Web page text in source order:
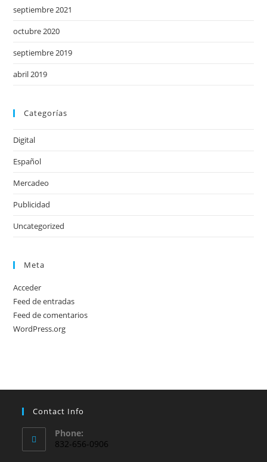
septiembre 2021
octubre 2020
septiembre 2019
abril 2019
Categorías
Digital
Español
Mercadeo
Publicidad
Uncategorized
Meta
Acceder
Feed de entradas
Feed de comentarios
WordPress.org
Contact Info
Phone:
832-656-0906